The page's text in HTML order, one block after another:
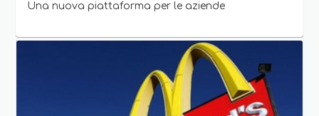
Una nuova piattaforma per le aziende